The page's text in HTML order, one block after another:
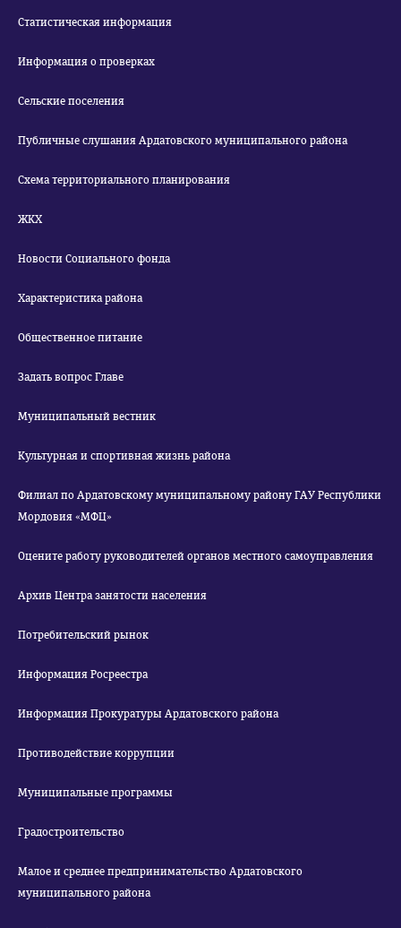
Статистическая информация
Информация о проверках
Сельские поселения
Публичные слушания Ардатовского муниципального района
Схема территориального планирования
ЖКХ
Новости Социального фонда
Характеристика района
Общественное питание
Задать вопрос Главе
Муниципальный вестник
Культурная и спортивная жизнь района
Филиал по Ардатовскому муниципальному району ГАУ Республики
Мордовия «МФЦ»
Оцените работу руководителей органов местного самоуправления
Архив Центра занятости населения
Потребительский рынок
Информация Росреестра
Информация Прокуратуры Ардатовского района
Противодействие коррупции
Муниципальные программы
Градостроительство
Малое и среднее предпринимательство Ардатовского
муниципального района